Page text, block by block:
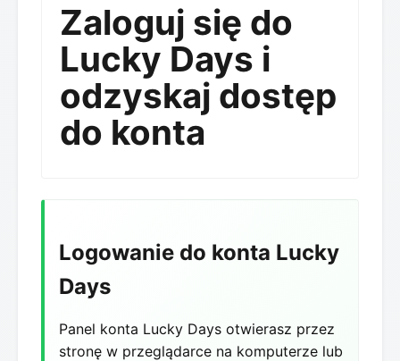
Zaloguj się do
Lucky Days i
odzyskaj dostęp
do konta
Logowanie do konta Lucky
Days
Panel konta Lucky Days otwierasz przez
stronę w przeglądarce na komputerze lub